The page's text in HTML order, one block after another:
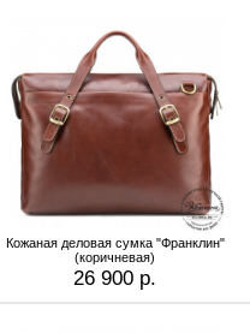
Кожаная деловая сумка "Франклин"
(коричневая)
26 900 р.